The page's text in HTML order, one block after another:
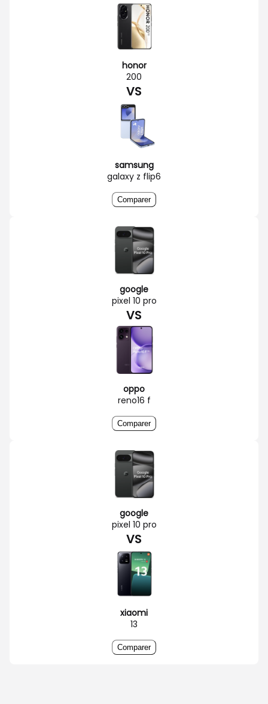
honor
200
VS
samsung
galaxy z flip6
Comparer
google
pixel 10 pro
VS
oppo
reno16 f
Comparer
google
pixel 10 pro
VS
xiaomi
13
Comparer